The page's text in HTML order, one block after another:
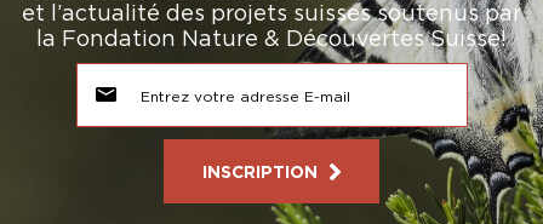
et l’actualité des projets suisses soutenus par
la Fondation Nature & Découvertes Suisse!
INSCRIPTION